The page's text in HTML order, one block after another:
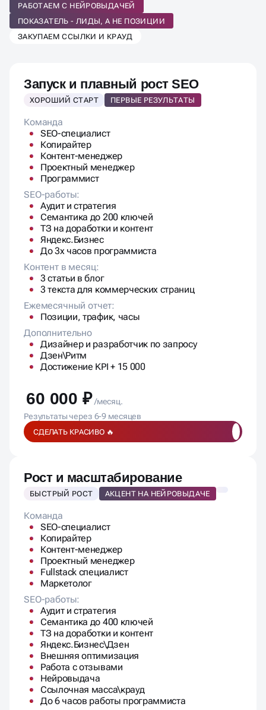
ПРОДВИЖЕНИЯ
ПОД ВАШ БИЗНЕС
РАБОТАЕМ С НЕЙРОВЫДАЧЕЙ
ПОКАЗАТЕЛЬ - ЛИДЫ, А НЕ ПОЗИЦИИ
ЗАКУПАЕМ ССЫЛКИ И КРАУД
Запуск и плавный рост SEO
ХОРОШИЙ СТАРТ ПЕРВЫЕ РЕЗУЛЬТАТЫ
Команда
SEO-специалист
Копирайтер
Контент-менеджер
Проектный менеджер
Программист
SEO-работы:
Аудит и стратегия
Семантика до 200 ключей
ТЗ на доработки и контент
Яндекс.Бизнес
До 3х часов программиста
Контент в месяц:
3 статьи в блог
3 текста для коммерческих страниц
Ежемесячный отчет:
Позиции, трафик, часы
Дополнительно
Дизайнер и разработчик по запросу
Дзен\Ритм
Достижение KPI + 15 000
60 000 ₽ /месяц.
Результаты через 6-9 месяцев
СДЕЛАТЬ КРАСИВО 🔥
Рост и масштабирование
БЫСТРЫЙ РОСТ АКЦЕНТ НА НЕЙРОВЫДАЧЕ
Команда
SEO-специалист
Копирайтер
Контент-менеджер
Проектный менеджер
Fullstack специалист
Маркетолог
SEO-работы:
Аудит и стратегия
Семантика до 400 ключей
ТЗ на доработки и контент
Яндекс.Бизнес\Дзен
Внешняя оптимизация
Работа с отзывами
Нейровыдача
Ссылочная масса\крауд
До 6 часов работы программиста